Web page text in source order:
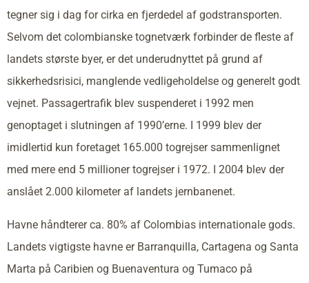
tegner sig i dag for cirka en fjerdedel af godstransporten.
Selvom det colombianske tognetværk forbinder de fleste af
landets største byer, er det underudnyttet på grund af
sikkerhedsrisici, manglende vedligeholdelse og generelt godt
vejnet. Passagertrafik blev suspenderet i 1992 men
genoptaget i slutningen af 1990’erne. I 1999 blev der
imidlertid kun foretaget 165.000 togrejser sammenlignet
med mere end 5 millioner togrejser i 1972. I 2004 blev der
anslået 2.000 kilometer af landets jernbanenet.
Havne håndterer ca. 80% af Colombias internationale gods.
Landets vigtigste havne er Barranquilla, Cartagena og Santa
Marta på Caribien og Buenaventura og Tumaco på